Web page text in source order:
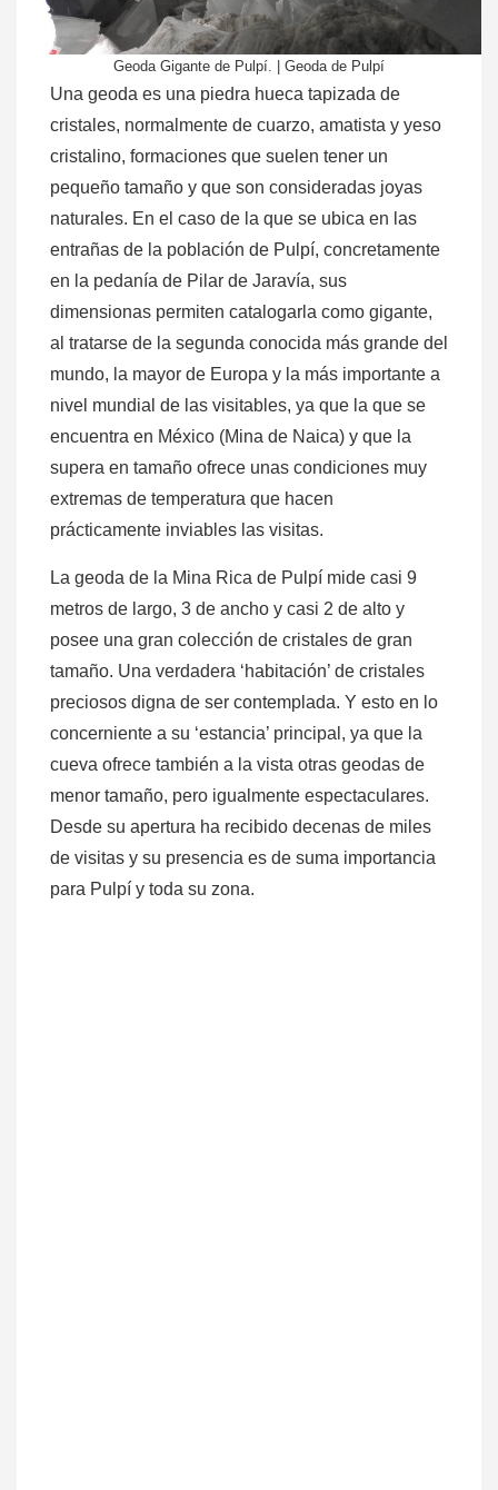
Geoda Gigante de Pulpí. | Geoda de Pulpí
Una geoda es una piedra hueca tapizada de
cristales, normalmente de cuarzo, amatista y yeso
cristalino, formaciones que suelen tener un
pequeño tamaño y que son consideradas joyas
naturales. En el caso de la que se ubica en las
entrañas de la población de Pulpí, concretamente
en la pedanía de Pilar de Jaravía, sus
dimensionas permiten catalogarla como gigante,
al tratarse de la segunda conocida más grande del
mundo, la mayor de Europa y la más importante a
nivel mundial de las visitables, ya que la que se
encuentra en México (Mina de Naica) y que la
supera en tamaño ofrece unas condiciones muy
extremas de temperatura que hacen
prácticamente inviables las visitas.
La geoda de la Mina Rica de Pulpí mide casi 9
metros de largo, 3 de ancho y casi 2 de alto y
posee una gran colección de cristales de gran
tamaño. Una verdadera ‘habitación’ de cristales
preciosos digna de ser contemplada. Y esto en lo
concerniente a su ‘estancia’ principal, ya que la
cueva ofrece también a la vista otras geodas de
menor tamaño, pero igualmente espectaculares.
Desde su apertura ha recibido decenas de miles
de visitas y su presencia es de suma importancia
para Pulpí y toda su zona.